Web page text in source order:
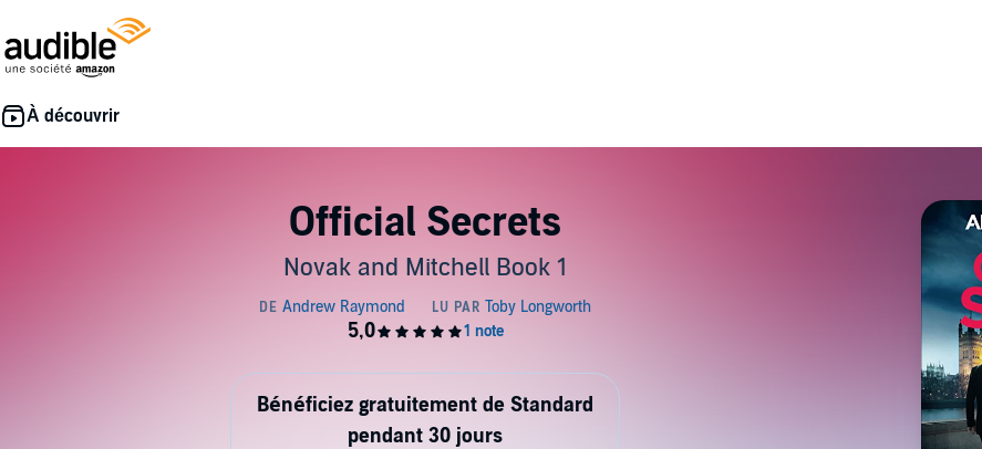
Official Secrets
Novak and Mitchell Book 1
Bénéficiez gratuitement de Standard
pendant 30 jours